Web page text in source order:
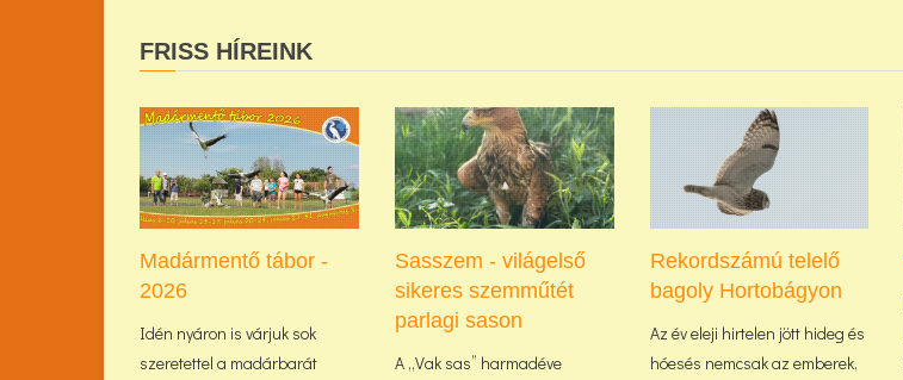
FRISS HÍREINK
Madármentő tábor -
2026
Idén nyáron is várjuk sok
szeretettel a madárbarát
Sasszem - világelső
sikeres szemműtét
parlagi sason
A „Vak sas” harmadéve
Rekordszámú telelő
bagoly Hortobágyon
Az év eleji hirtelen jött hideg és
hóesés nemcsak az emberek,